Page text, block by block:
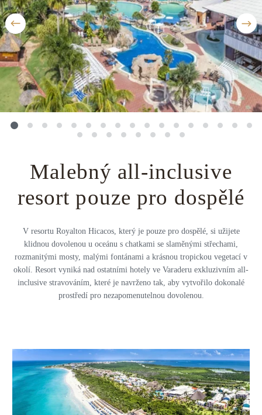
Malebný all-inclusive
resort pouze pro dospělé
V resortu Royalton Hicacos, který je pouze pro dospělé, si užijete
klidnou dovolenou u oceánu s chatkami se slaměnými střechami,
rozmanitými mosty, malými fontánami a krásnou tropickou vegetací v
okolí. Resort vyniká nad ostatními hotely ve Varaderu exkluzivním all-
inclusive stravováním, které je navrženo tak, aby vytvořilo dokonalé
prostředí pro nezapomenutelnou dovolenou.
Všechny destinace
Private jet
Golfová dovolená
Dovolená na pláži
Prodloužený víkend
Safari
Všechny zážitky
Uganda
Island
Botswana
Všechny destinace